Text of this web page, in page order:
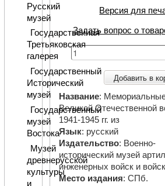
Версия для
Задать вопрос о
Добавить в
Название:
Великой Отечественной
1941-1945 гг. из
Язык: русский
Издательство: Военно-
исторический музей
инженерных войск и
Место издания: СПб.
Русский
музей
Государственная
Третьяковская
галерея
Государственный
Исторический
музей
Государственный
музей
Востока
Музей
древнерусской
культуры
и